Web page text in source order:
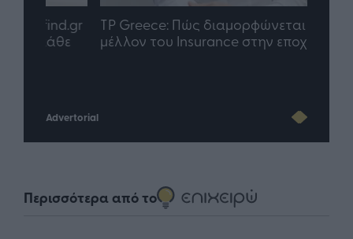
TP Greece: Πώς διαμορφώνεται το
μέλλον του Insurance στην εποχή του AI
Advertorial
Περισσότερα από το